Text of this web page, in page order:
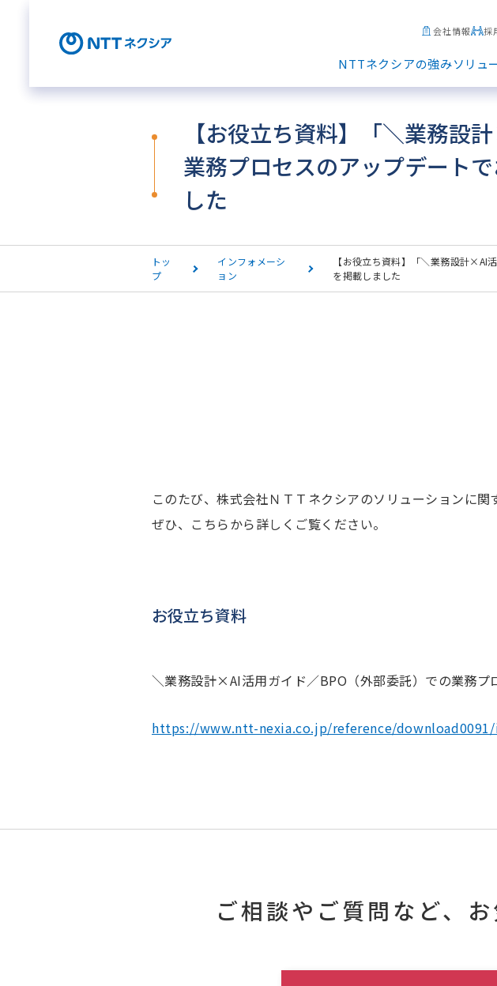
NTTネクシアの強みソリュ
会社情報 採
【お役立ち資料】「＼業務設
業務プロセスのアップデート
した
トッ
プ
インフォメーシ
ョン
【お役立ち資料】「＼業務設計×AI
を掲載しました
このたび、株式会社ＮＴＴネクシアのソリューションに
ぜひ、こちらから詳しくご覧ください。
お役立ち資料
＼業務設計×AI活用ガイド／BPO（外部委託）での業務プ
https://www.ntt-nexia.co.jp/reference/
ご相談やご質問など、